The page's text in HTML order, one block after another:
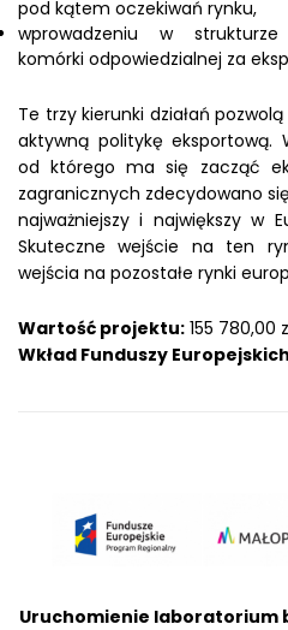
pod kątem oczekiwań rynku,
wprowadzeniu w
komórki odpowiedzialnej za
Te trzy kierunki działań
aktywną politykę eksportową.
od którego ma się zacząć
zagranicznych zdecydowano
najważniejszy i największy w
Skuteczne wejście na ten
wejścia na pozostałe rynki
Wartość projektu: 155 780,00
Wkład Funduszy
Uruchomienie laboratorium